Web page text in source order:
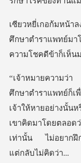
ศึกษาตำราแพทย์
ค
เจ้าให้หายอย่างนั้น
เขาคิดมาโดยตล